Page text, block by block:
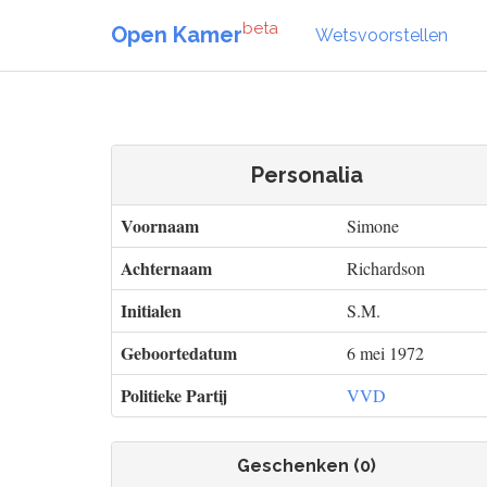
Open Kamerbeta Wetsvoorstellen
Personalia
Voornaam Simone
Achternaam Richardson
Initialen S.M.
Geboortedatum 6 mei 1972
Politieke Partij VVD
Geschenken (0)